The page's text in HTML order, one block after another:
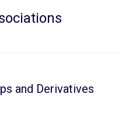
and Derivatives